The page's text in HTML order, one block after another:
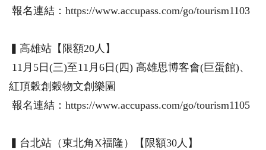
報名連結：https://www.accupass.com/go/tourism1103
▍高雄站【限額20人】
11月5日(三)至11月6日(四) 高雄思博客會(巨蛋館)、
紅頂穀創穀物文創樂園
報名連結：https://www.accupass.com/go/tourism1105
▍台北站（東北角X福隆）【限額30人】